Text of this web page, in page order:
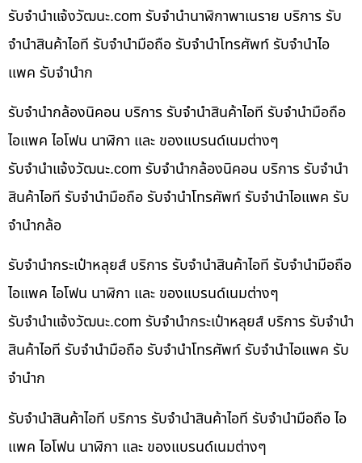
รับจํานําแจ้งวัฒนะ.com รับจำนำนาฬิกาพาเนราย บริการ รับ
จำนำสินค้าไอที รับจำนำมือถือ รับจำนำโทรศัพท์ รับจำนำไอ
แพค รับจำนำก
รับจำนำกล้องนิคอน บริการ รับจำนำสินค้าไอที รับจำนำมือถือ
ไอแพค ไอโฟน นาฬิกา และ ของแบรนด์เนมต่างๆ
รับจํานําแจ้งวัฒนะ.com รับจำนำกล้องนิคอน บริการ รับจำนำ
สินค้าไอที รับจำนำมือถือ รับจำนำโทรศัพท์ รับจำนำไอแพค รับ
จำนำกล้อ
รับจำนำกระเป๋าหลุยส์ บริการ รับจำนำสินค้าไอที รับจำนำมือถือ
ไอแพค ไอโฟน นาฬิกา และ ของแบรนด์เนมต่างๆ
รับจํานําแจ้งวัฒนะ.com รับจำนำกระเป๋าหลุยส์ บริการ รับจำนำ
สินค้าไอที รับจำนำมือถือ รับจำนำโทรศัพท์ รับจำนำไอแพค รับ
จำนำก
รับจำนำสินค้าไอที บริการ รับจำนำสินค้าไอที รับจำนำมือถือ ไอ
แพค ไอโฟน นาฬิกา และ ของแบรนด์เนมต่างๆ